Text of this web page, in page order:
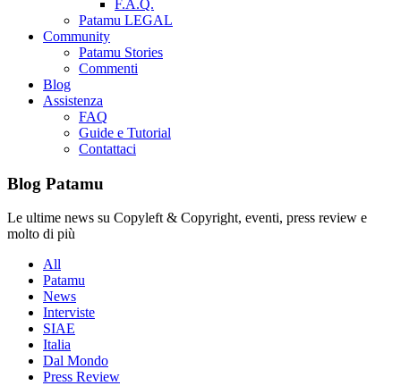
F.A.Q.
Patamu LEGAL
Community
Patamu Stories
Commenti
Blog
Assistenza
FAQ
Guide e Tutorial
Contattaci
Blog Patamu
Le ultime news su Copyleft & Copyright, eventi, press review e
molto di più
All
Patamu
News
Interviste
SIAE
Italia
Dal Mondo
Press Review